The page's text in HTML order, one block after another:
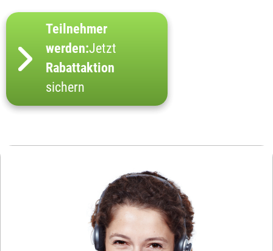
Teilnehmer
werden:Jetzt
Rabattaktion
sichern